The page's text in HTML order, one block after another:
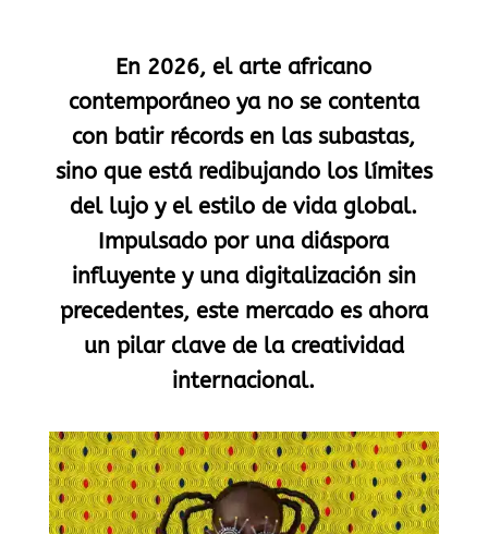
En 2026, el arte africano
contemporáneo ya no se contenta
con batir récords en las subastas,
sino que está redibujando los límites
del lujo y el estilo de vida global.
Impulsado por una diáspora
influyente y una digitalización sin
precedentes, este mercado es ahora
un pilar clave de la creatividad
internacional.